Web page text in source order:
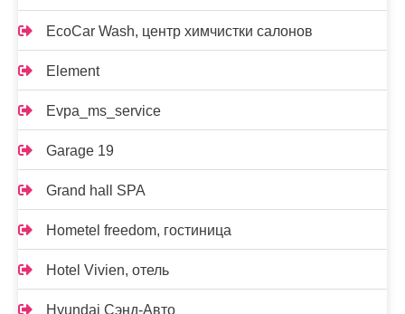
EcoCar Wash, центр химчистки салонов
Element
Evpa_ms_service
Garage 19
Grand hall SPA
Hometel freedom, гостиница
Hotel Vivien, отель
Hyundai Сэнд-Авто